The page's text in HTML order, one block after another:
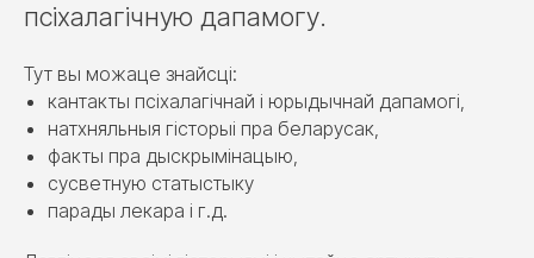
псіхалагічную дапамогу.
Тут вы можаце знайсці:
кантакты псіхалагічнай і юрыдычнай дапамогі,
натхняльныя гісторыі пра беларусак,
факты пра дыскрымінацыю,
сусветную статыстыку
парады лекара і г.д.